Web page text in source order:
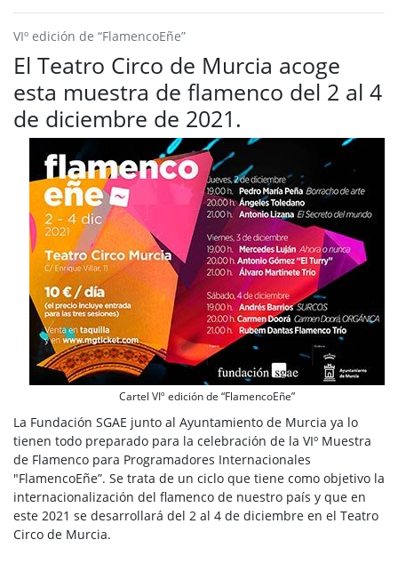
VIº edición de “FlamencoEñe”
El Teatro Circo de Murcia acoge
esta muestra de flamenco del 2 al 4
de diciembre de 2021.
Cartel VIº edición de “FlamencoEñe”
La Fundación SGAE junto al Ayuntamiento de Murcia ya lo
tienen todo preparado para la celebración de la VIº Muestra
de Flamenco para Programadores Internacionales
"FlamencoEñe”. Se trata de un ciclo que tiene como objetivo la
internacionalización del flamenco de nuestro país y que en
este 2021 se desarrollará del 2 al 4 de diciembre en el Teatro
Circo de Murcia.